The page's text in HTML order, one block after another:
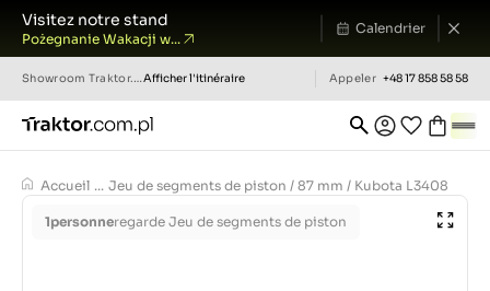
Visitez notre stand
Pożegnanie Wakacji w...
Calendrier
Showroom Traktor.com.pl Afficher l'itinéraire Appeler +48 17 858 58 58
Accueil ... Jeu de segments de piston / 87 mm / Kubota L3408
1personneregarde Jeu de segments de piston